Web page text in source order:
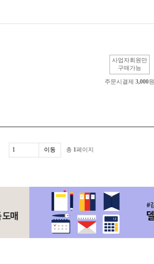
사업자회원만
구매가능
주문시결제 3,000원
총 1페이지